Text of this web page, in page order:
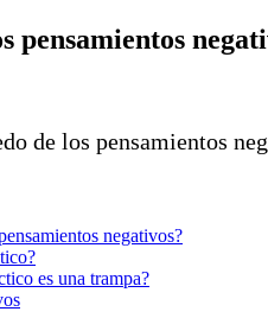
pensamientos
de los pensamientos
negativos?
es una trampa?